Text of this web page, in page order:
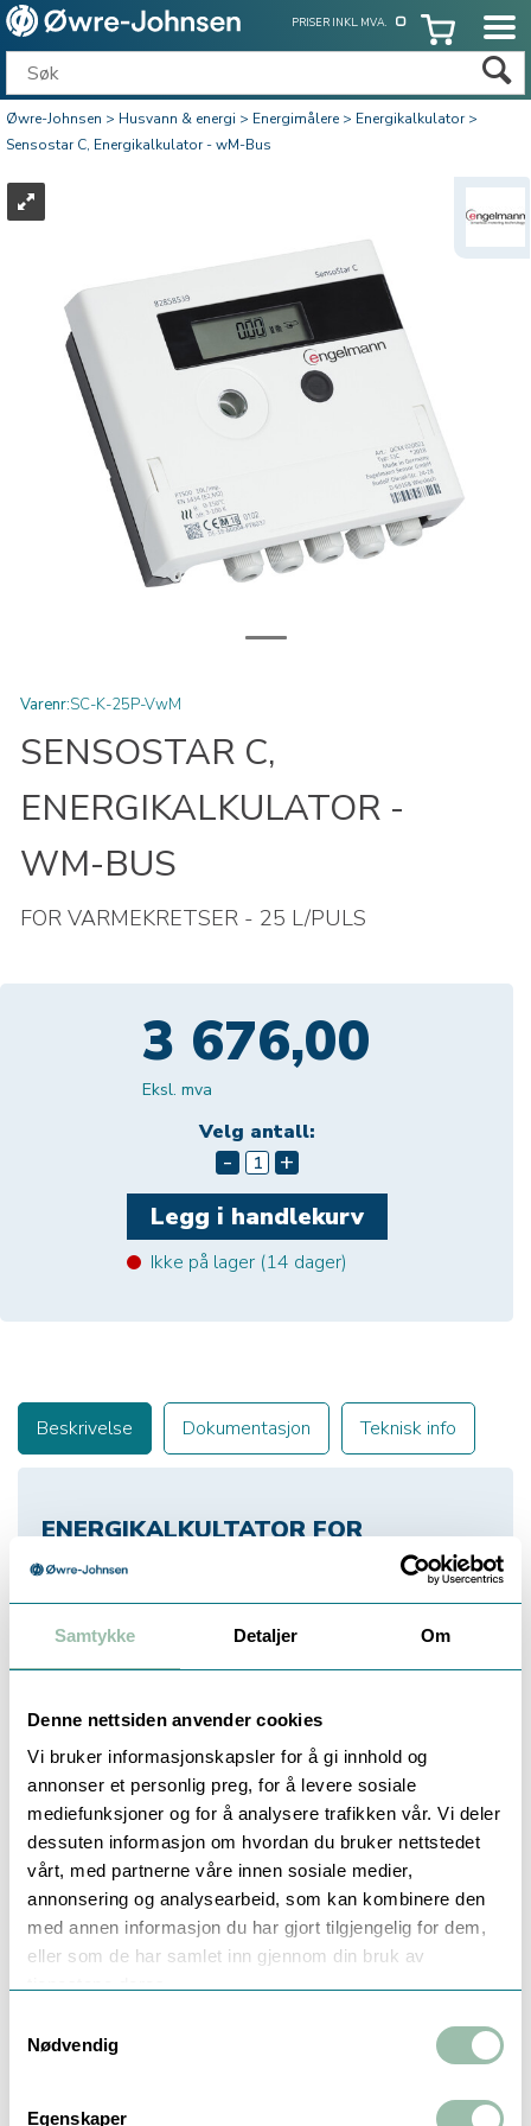
Samtykke Detaljer Om
Denne nettsiden anvender cookies
Vi bruker informasjonskapsler for å gi innhold og
annonser et personlig preg, for å levere sosiale
mediefunksjoner og for å analysere trafikken vår. Vi deler
dessuten informasjon om hvordan du bruker nettstedet
vårt, med partnerne våre innen sosiale medier,
annonsering og analysearbeid, som kan kombinere den
med annen informasjon du har gjort tilgjengelig for dem,
eller som de har samlet inn gjennom din bruk av
Nødvendig
Egenskaper
PRISER INKL. MVA.
Øwre-Johnsen>Husvann & energi>Energimålere>Energikalkulator>
Sensostar C, Energikalkulator - wM-Bus
Varenr:SC-K-25P-VwM
SENSOSTAR C,
ENERGIKALKULATOR -
WM-BUS
FOR VARMEKRETSER - 25 L/PULS
3 676,00
Eksl. mva
Velg antall:
- +
Ikke på lager (14 dager)
Beskrivelse Dokumentasjon Teknisk info
ENERGIKALKULTATOR FOR
VARMEKRETSER
Kompakt design, lett å lese LCD display.
Modulebar.
V strømforsyning.
Måler energi hvert 60 sekund. Dette gir 10 års
batterilevetid.
Innløps- og utløpsstrøm kan stilles inn på stedet.
Medie temperaturområde 0-50 °C
Omgivelsestemperatur 5-55 °C (ved 95% relativ
luftfuktighet)
PT500
Kommunikasjonsgrensesnitt; wM-Bus, installert.
Pulse verdi: 25 L/Puls (for kommunikasjon med
Tilbehør